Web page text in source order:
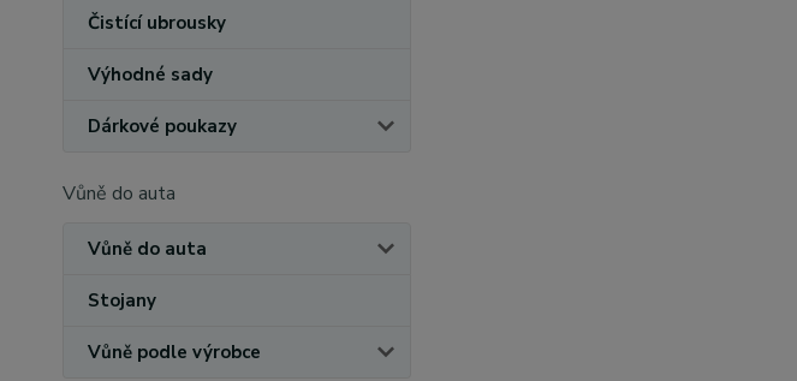
Čistící ubrousky
Výhodné sady
Dárkové poukazy
Vůně do auta
Vůně do auta
Stojany
Vůně podle výrobce